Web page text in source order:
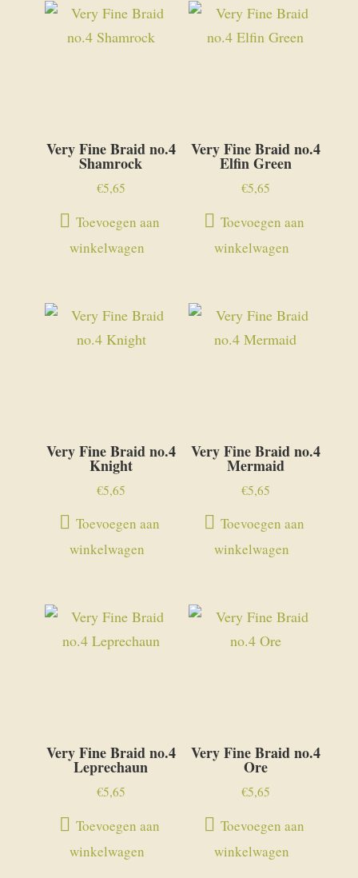
Very Fine Braid no.4
Shamrock
€5,65
Toevoegen aan
winkelwagen
Very Fine Braid no.4
Elfin Green
€5,65
Toevoegen aan
winkelwagen
Very Fine Braid no.4
Knight
€5,65
Toevoegen aan
winkelwagen
Very Fine Braid no.4
Mermaid
€5,65
Toevoegen aan
winkelwagen
Very Fine Braid no.4
Leprechaun
€5,65
Toevoegen aan
winkelwagen
Very Fine Braid no.4
Ore
€5,65
Toevoegen aan
winkelwagen